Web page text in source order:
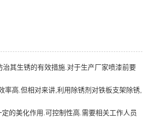
其生锈的有效措施.对于生产厂家喷漆前要
高.但相对来讲,利用除锈剂对铁板支架除锈,
的美化作用.可控制性高.需要相关工作人员